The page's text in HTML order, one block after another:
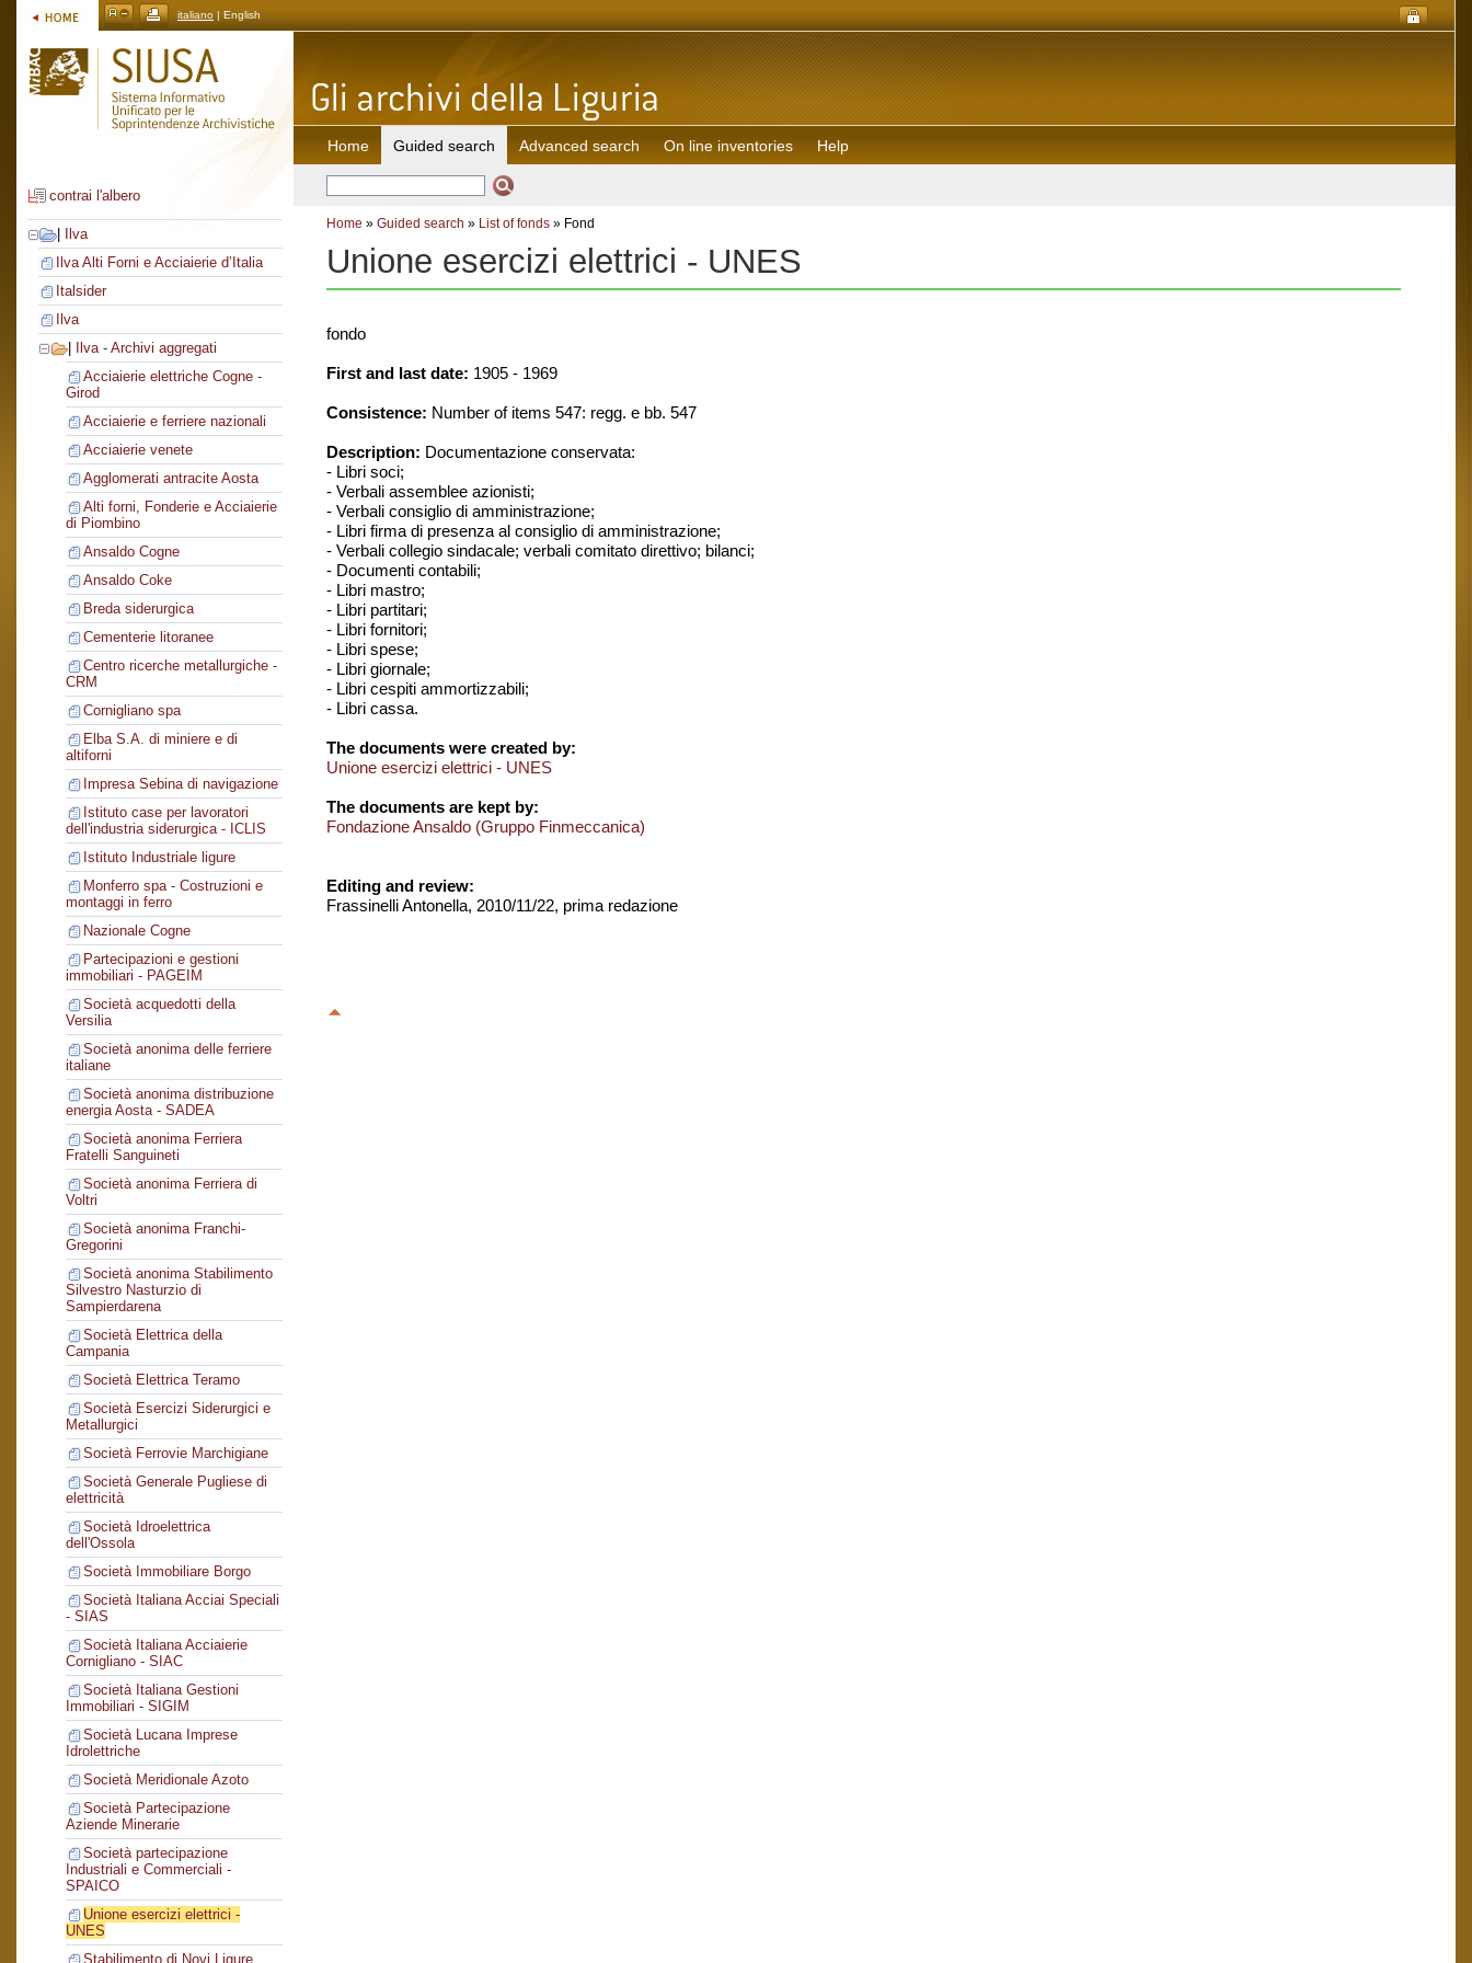
italiano | English
contrai l'albero
Ilva
Ilva Alti Forni e Acciaierie d’Italia
Italsider
Ilva
Ilva - Archivi aggregati
Acciaierie elettriche Cogne -
Girod
Acciaierie e ferriere nazionali
Acciaierie venete
Agglomerati antracite Aosta
Alti forni, Fonderie e Acciaierie
di Piombino
Ansaldo Cogne
Ansaldo Coke
Breda siderurgica
Cementerie litoranee
Centro ricerche metallurgiche -
CRM
Cornigliano spa
Elba S.A. di miniere e di
altiforni
Impresa Sebina di navigazione
Istituto case per lavoratori
dell'industria siderurgica - ICLIS
Istituto Industriale ligure
Monferro spa - Costruzioni e
montaggi in ferro
Nazionale Cogne
Partecipazioni e gestioni
immobiliari - PAGEIM
Società acquedotti della
Versilia
Società anonima delle ferriere
italiane
Società anonima distribuzione
energia Aosta - SADEA
Società anonima Ferriera
Fratelli Sanguineti
Società anonima Ferriera di
Voltri
Società anonima Franchi-
Gregorini
Società anonima Stabilimento
Silvestro Nasturzio di
Sampierdarena
Società Elettrica della
Campania
Società Elettrica Teramo
Società Esercizi Siderurgici e
Metallurgici
Società Ferrovie Marchigiane
Società Generale Pugliese di
elettricità
Società Idroelettrica
dell'Ossola
Società Immobiliare Borgo
Società Italiana Acciai Speciali
- SIAS
Società Italiana Acciaierie
Cornigliano - SIAC
Società Italiana Gestioni
Immobiliari - SIGIM
Società Lucana Imprese
Idrolettriche
Società Meridionale Azoto
Società Partecipazione
Aziende Minerarie
Società partecipazione
Industriali e Commerciali -
SPAICO
Unione esercizi elettrici -
UNES
Stabilimento di Novi Ligure
Home Guided search Advanced search On line inventories Help
Home » Guided search » List of fonds » Fond
Unione esercizi elettrici - UNES
fondo
First and last date: 1905 - 1969
Consistence: Number of items 547: regg. e bb. 547
Description: Documentazione conservata:
- Libri soci;
- Verbali assemblee azionisti;
- Verbali consiglio di amministrazione;
- Libri firma di presenza al consiglio di amministrazione;
- Verbali collegio sindacale; verbali comitato direttivo; bilanci;
- Documenti contabili;
- Libri mastro;
- Libri partitari;
- Libri fornitori;
- Libri spese;
- Libri giornale;
- Libri cespiti ammortizzabili;
- Libri cassa.
The documents were created by:
Unione esercizi elettrici - UNES
The documents are kept by:
Fondazione Ansaldo (Gruppo Finmeccanica)
Editing and review:
Frassinelli Antonella, 2010/11/22, prima redazione